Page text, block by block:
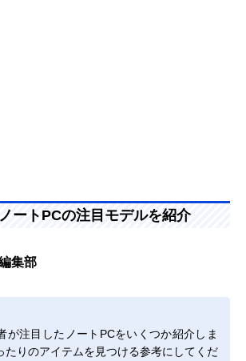
ートPCの注目モデルを紹介
集部
が注目したノートPCをいくつか紹介しま
たりのアイテムを見つける参考にしてくだ